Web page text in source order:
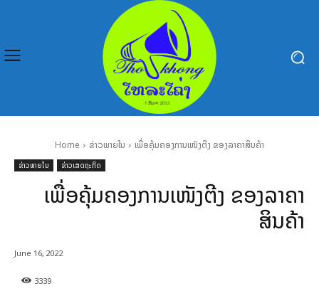
Home ຂ່າວພາຍໃນ ເພື່ອຄຸ້ມຄອງການເໜັງຕີງ ຂອງລາຄາສິນຄ້າ
ຂ່າວພາຍໃນ ຂ່າວເສດຖະກິດ
ເພື່ອຄຸ້ມຄອງການເໜັງຕີງ ຂອງລາຄາ
ສິນຄ້າ
3339
June 16, 2022